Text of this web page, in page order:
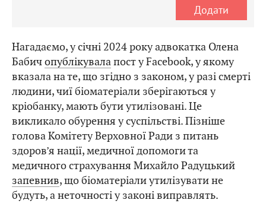
Додати
Нагадаємо, у січні 2024 року адвокатка Олена
Бабичопублікувалапост у Facebook, у якому
вказала на те, що згідно з законом, у разі смерті
людини, чиї біоматеріали зберігаються у
кріобанку, мають бути утилізовані. Це
викликало обурення у суспільстві. Пізніше
голова Комітету Верховної Ради з питань
здоров’я нації, медичної допомоги та
медичного страхування Михайло Радуцький
запевнив, що біоматеріали утилізувати не
будуть, а неточності у законі виправлять.